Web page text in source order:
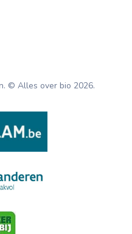
© Alles over bio 2026.